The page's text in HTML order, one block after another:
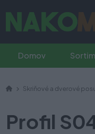
Domov
Skriňové a dverové
Profil